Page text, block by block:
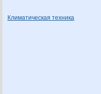
Климатическая техника